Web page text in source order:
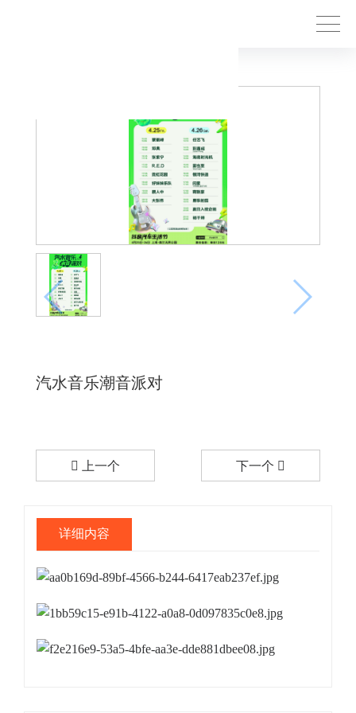
汽水音乐潮音派对
上一个 下一个
详细内容